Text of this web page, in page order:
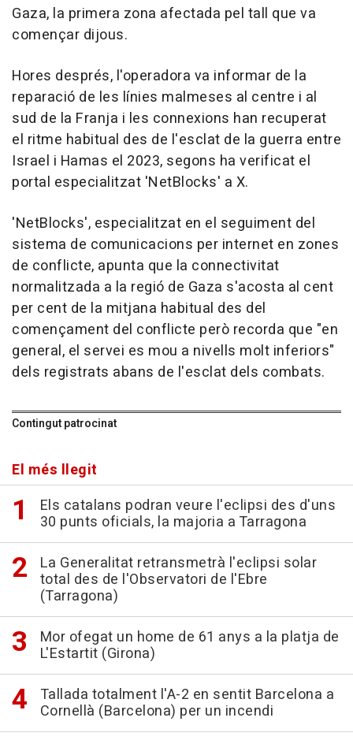
Gaza, la primera zona afectada pel tall que va
començar dijous.
Hores després, l'operadora va informar de la
reparació de les línies malmeses al centre i al
sud de la Franja i les connexions han recuperat
el ritme habitual des de l'esclat de la guerra entre
Israel i Hamas el 2023, segons ha verificat el
portal especialitzat 'NetBlocks' a X.
'NetBlocks', especialitzat en el seguiment del
sistema de comunicacions per internet en zones
de conflicte, apunta que la connectivitat
normalitzada a la regió de Gaza s'acosta al cent
per cent de la mitjana habitual des del
començament del conflicte però recorda que "en
general, el servei es mou a nivells molt inferiors"
dels registrats abans de l'esclat dels combats.
Contingut patrocinat
El més llegit
Els catalans podran veure l'eclipsi des d'uns
30 punts oficials, la majoria a Tarragona
La Generalitat retransmetrà l'eclipsi solar
total des de l'Observatori de l'Ebre
(Tarragona)
Mor ofegat un home de 61 anys a la platja de
L'Estartit (Girona)
Tallada totalment l'A-2 en sentit Barcelona a
Cornellà (Barcelona) per un incendi